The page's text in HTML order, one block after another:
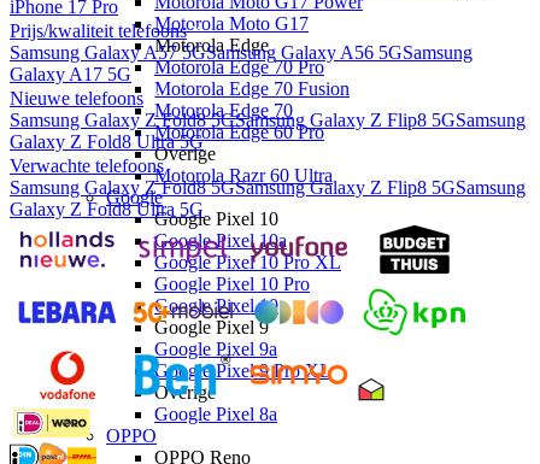
Motorola Moto G17
Motorola Edge
Motorola Edge 70 Pro
Motorola Edge 70 Fusion
Motorola Edge 70
Motorola Edge 60 Pro
Overige
Motorola Razr 60 Ultra
Google
Google Pixel 10
Google Pixel 10a
Google Pixel 10 Pro XL
Google Pixel 10 Pro
Google Pixel 10
Google Pixel 9
Google Pixel 9a
Google Pixel 9 Pro XL
Overige
Google Pixel 8a
OPPO
OPPO Reno
iPhone 17 Pro
Prijs/kwaliteit telefoons
Samsung Galaxy A57 5GSamsung Galaxy A56 5GSamsung
Galaxy A17 5G
Nieuwe telefoons
Samsung Galaxy Z Fold8 5GSamsung Galaxy Z Flip8 5GSamsung
Galaxy Z Fold8 Ultra 5G
Verwachte telefoons
Samsung Galaxy Z Fold8 5GSamsung Galaxy Z Flip8 5GSamsung
Galaxy Z Fold8 Ultra 5G